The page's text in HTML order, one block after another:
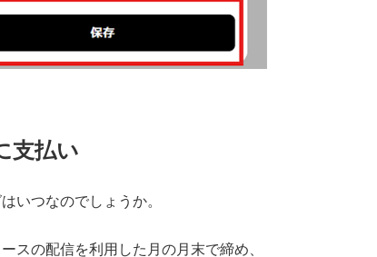
支払い
いつなのでしょうか。
スの配信を利用した月の月末で締め、